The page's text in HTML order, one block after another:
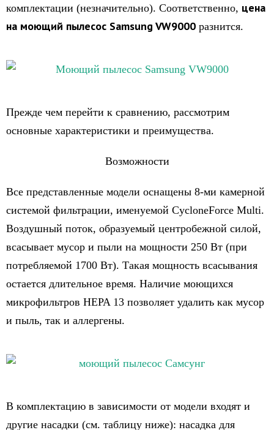
комплектации (незначительно). Соответственно, цена
на моющий пылесос Samsung VW9000 разнится.
Прежде чем перейти к сравнению, рассмотрим
основные характеристики и преимущества.
Возможности
Все представленные модели оснащены 8-ми камерной
системой фильтрации, именуемой CycloneForce Multi.
Воздушный поток, образуемый центробежной силой,
всасывает мусор и пыли на мощности 250 Вт (при
потребляемой 1700 Вт). Такая мощность всасывания
остается длительное время. Наличие моющихся
микрофильтров HEPA 13 позволяет удалить как мусор
и пыль, так и аллергены.
В комплектацию в зависимости от модели входят и
другие насадки (см. таблицу ниже): насадка для